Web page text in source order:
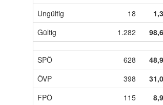
Ungültig
18
Gültig
1.282
SPÖ 628
ÖVP
398
FPÖ
115